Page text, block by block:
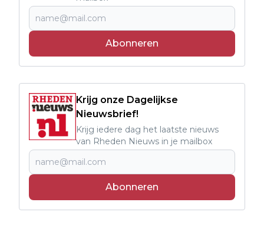
Abonneren
Krijg onze Dagelijkse
Nieuwsbrief!
Krijg iedere dag het laatste nieuws
van Rheden Nieuws in je mailbox
Abonneren